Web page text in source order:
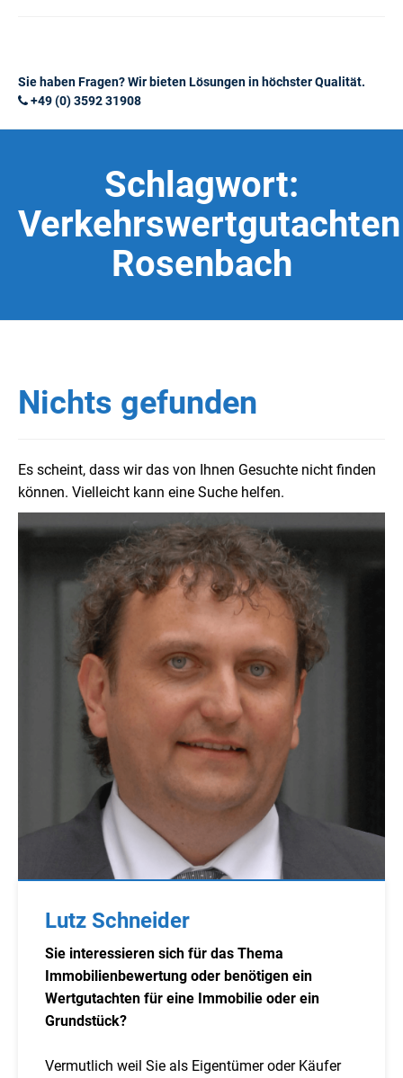
Sie haben Fragen? Wir bieten Lösungen in höchster Qualität.
+49 (0) 3592 31908
Schlagwort:
Verkehrswertgutachten
Rosenbach
Nichts gefunden
Es scheint, dass wir das von Ihnen Gesuchte nicht finden
können. Vielleicht kann eine Suche helfen.
Lutz Schneider
Sie interessieren sich für das Thema
Immobilienbewertung oder benötigen ein
Wertgutachten für eine Immobilie oder ein
Grundstück?
Vermutlich weil Sie als Eigentümer oder Käufer